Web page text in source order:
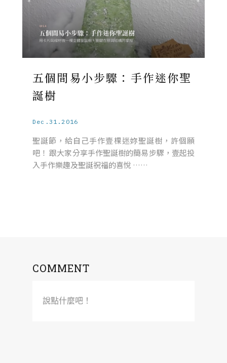
五個間易小步驟：手作迷你聖
誕樹
Dec.31.2016
聖誕節，給自己手作壹棵迷妳聖誕樹，許個願
吧！ 跟大家分享手作聖誕樹的簡易步驟，壹起投
入手作樂趣及聖誕祝福的喜悅 ……
COMMENT
說點什麼吧！